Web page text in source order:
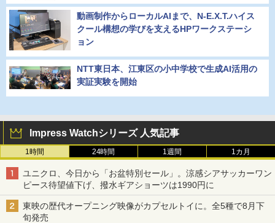
動画制作からローカルAIまで、N-E.X.T.ハイス
クール構想の学びを支えるHPワークステーシ
ョン
NTT東日本、江東区の小中学校で生成AI活用の
実証実験を開始
Impress Watchシリーズ 人気記事
1時間 24時間 1週間 1カ月
ユニクロ、今日から「お盆特別セール」。涼感シアサッカーワン
ピース待望値下げ、撥水ギアショーツは1990円に
東映の歴代オープニング映像がカプセルトイに。全5種で8月下
旬発売